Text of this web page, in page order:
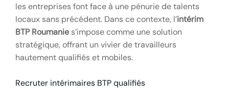
les entreprises font face à une pénurie de talents
locaux sans précédent. Dans ce contexte, l’intérim
BTP Roumanie s’impose comme une solution
stratégique, offrant un vivier de travailleurs
hautement qualifiés et mobiles.
Recruter intérimaires BTP qualifiés